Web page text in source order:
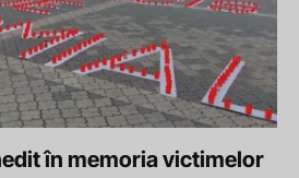
în memoria victimelor